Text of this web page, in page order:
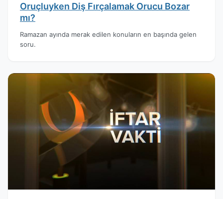
Oruçluyken Diş Fırçalamak Orucu Bozar
mı?
Ramazan ayında merak edilen konuların en başında gelen
soru.